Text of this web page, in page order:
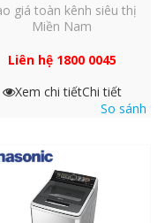
giá toàn kênh siêu thị
Miền Nam
Liên hệ 1800 0045
Xem chi tiếtChi tiết
So sánh